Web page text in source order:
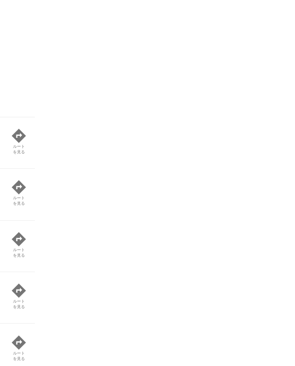
ルート
を見る
ルート
を見る
ルート
を見る
ルート
を見る
ルート
を見る